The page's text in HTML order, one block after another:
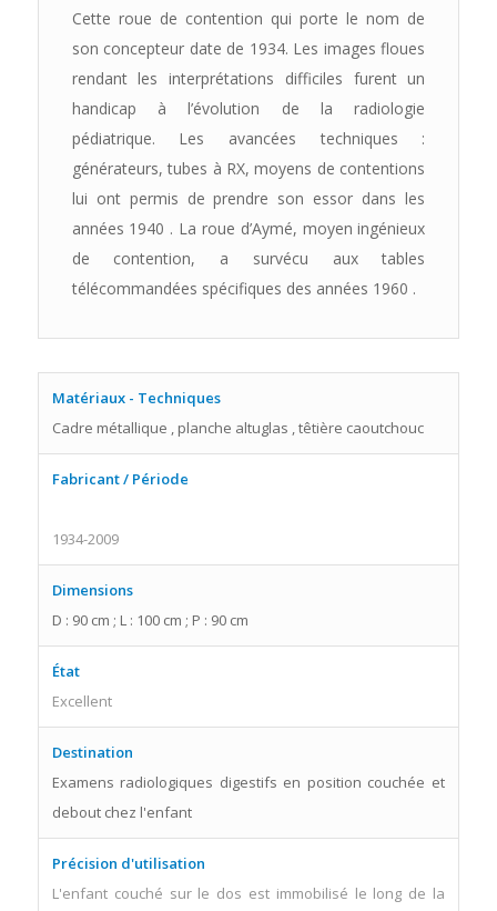
Cette roue de contention qui porte le nom de
son concepteur date de 1934. Les images floues
rendant les interprétations difficiles furent un
handicap à l’évolution de la radiologie
pédiatrique. Les avancées techniques :
générateurs, tubes à RX, moyens de contentions
lui ont permis de prendre son essor dans les
années 1940 . La roue d’Aymé, moyen ingénieux
de contention, a survécu aux tables
télécommandées spécifiques des années 1960 .
Matériaux - Techniques
Cadre métallique , planche altuglas , têtière caoutchouc
Fabricant / Période
1934-2009
Dimensions
D : 90 cm ; L : 100 cm ; P : 90 cm
État
Excellent
Destination
Examens radiologiques digestifs en position couchée et
debout chez l'enfant
Précision d'utilisation
L'enfant couché sur le dos est immobilisé le long de la